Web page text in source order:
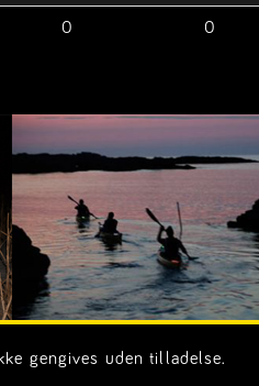
0 0
gengives uden tilladelse.